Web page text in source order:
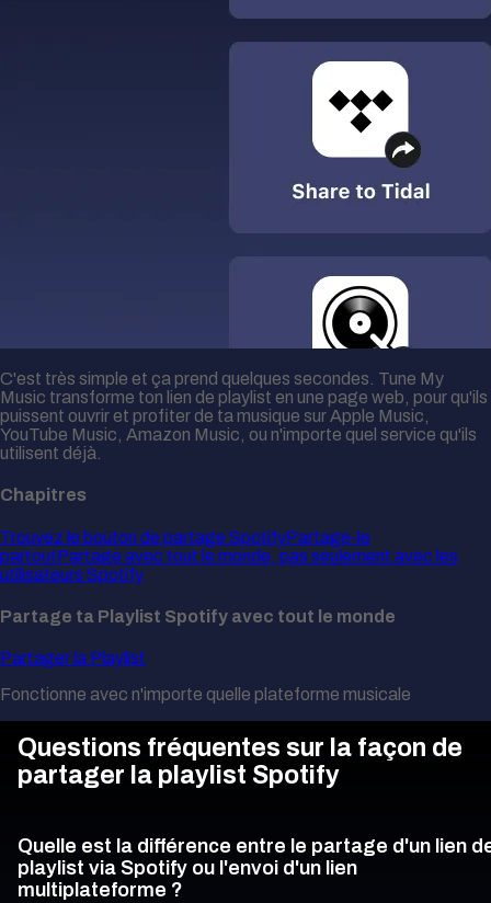
C'est très simple et ça prend quelques secondes. Tune My
Music transforme ton lien de playlist en une page web, pour qu'ils
puissent ouvrir et profiter de ta musique sur Apple Music,
YouTube Music, Amazon Music, ou n'importe quel service qu'ils
utilisent déjà.
Chapitres
Trouvez le bouton de partage SpotifyPartage-le
partoutPartage avec tout le monde, pas seulement avec les
utilisateurs Spotify
Partage ta Playlist Spotify avec tout le monde
Partager la Playlist
Fonctionne avec n'importe quelle plateforme musicale
Questions fréquentes sur la façon de
partager la playlist Spotify
Quelle est la différence entre le partage d'un lien
playlist via Spotify ou l'envoi d'un lien
multiplateforme ?